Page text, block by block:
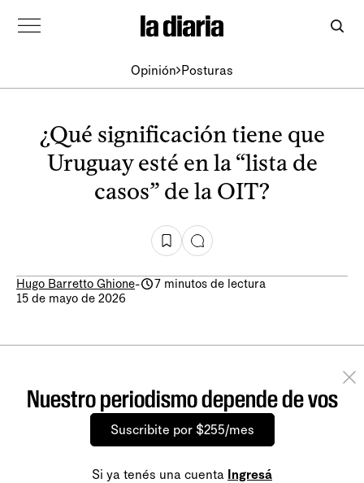
Opinión Posturas
¿Qué significación tiene que
Uruguay esté en la “lista de
casos” de la OIT?
Hugo Barretto Ghione-
7 minutos de lectura
15 de mayo de 2026
Nuestro periodismo depende de vos
Suscribite por $255/mes
Si ya tenés una cuenta Ingresá